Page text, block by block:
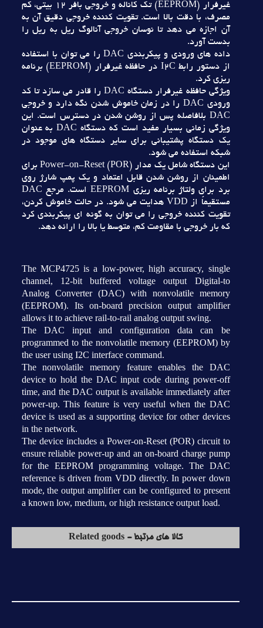
غيرفرار (EEPROM) تک کاناله و خروجي بافر 12 بيتي، کم
مصرف، با دقت بالا است. تقويت کننده خروجي دقيق آن به
آن اجازه مي دهد تا نوسان خروجي آنالوگ ريل به ريل را
بدست آورد.
داده هاي ورودي و پيکربندي DAC را مي توان با استفاده
از دستور رابط I2C در حافظه غيرفرار (EEPROM) برنامه
ريزي کرد.
ويژگي حافظه غيرفرار دستگاه DAC را قادر مي سازد تا کد
ورودي DAC را در زمان خاموش شدن نگه دارد و خروجي
DAC بلافاصله پس از روشن شدن در دسترس است. اين
ويژگي زماني بسيار مفيد است که دستگاه DAC به عنوان
يک دستگاه پشتيباني براي ساير دستگاه هاي موجود در
شبکه استفاده مي شود.
اين دستگاه شامل يک مدار Power-on-Reset (POR) براي
اطمينان از روشن شدن قابل اعتماد و يک پمپ شارژ روي
برد براي ولتاژ برنامه ريزي EEPROM است. مرجع DAC
مستقيماً از VDD هدايت مي شود. در حالت خاموش کردن،
تقويت کننده خروجي را مي توان به گونه اي پيکربندي کرد
که بار خروجي با مقاومت کم، متوسط يا بالا را ارائه دهد.
The MCP4725 is a low-power, high accuracy, single
channel, 12-bit buffered voltage output Digital-to
Analog Converter (DAC) with nonvolatile memory
(EEPROM). Its on-board precision output amplifier
allows it to achieve rail-to-rail analog output swing.
The DAC input and configuration data can be
programmed to the nonvolatile memory (EEPROM) by
the user using I2C interface command.
The nonvolatile memory feature enables the DAC
device to hold the DAC input code during power-off
time, and the DAC output is available immediately after
power-up. This feature is very useful when the DAC
device is used as a supporting device for other devices
in the network.
The device includes a Power-on-Reset (POR) circuit to
ensure reliable power-up and an on-board charge pump
for the EEPROM programming voltage. The DAC
reference is driven from VDD directly. In power down
mode, the output amplifier can be configured to present
a known low, medium, or high resistance output load.
کالا های مرتبط - Related goods